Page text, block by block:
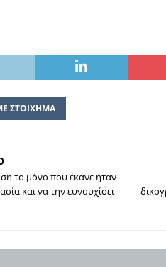
ΣΤΟΙΧΗΜΑ
το μόνο που έκανε ήταν
και να την ευνουχίσει